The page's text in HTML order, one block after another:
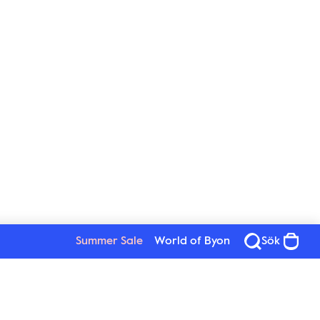
Summer Sale World of Byon Sök